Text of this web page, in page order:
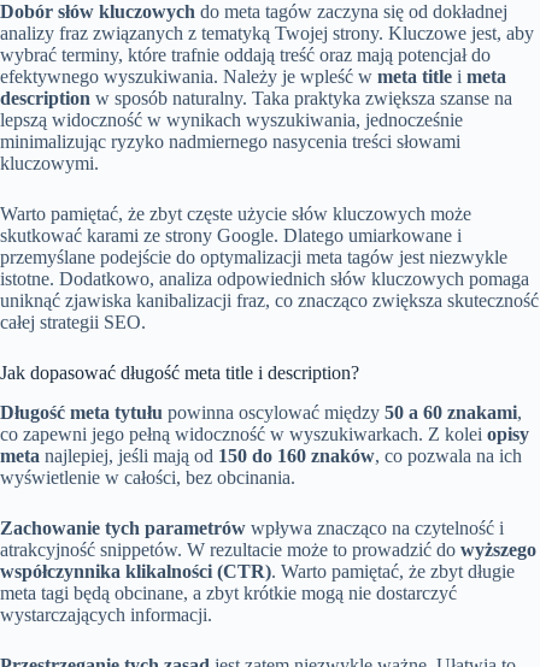
Dobór słów kluczowych do meta tagów zaczyna się od dokładnej
analizy fraz związanych z tematyką Twojej strony. Kluczowe jest, aby
wybrać terminy, które trafnie oddają treść oraz mają potencjał do
efektywnego wyszukiwania. Należy je wpleść w meta title i meta
description w sposób naturalny. Taka praktyka zwiększa szanse na
lepszą widoczność w wynikach wyszukiwania, jednocześnie
minimalizując ryzyko nadmiernego nasycenia treści słowami
kluczowymi.
Warto pamiętać, że zbyt częste użycie słów kluczowych może
skutkować karami ze strony Google. Dlatego umiarkowane i
przemyślane podejście do optymalizacji meta tagów jest niezwykle
istotne. Dodatkowo, analiza odpowiednich słów kluczowych pomaga
uniknąć zjawiska kanibalizacji fraz, co znacząco zwiększa skuteczność
całej strategii SEO.
Jak dopasować długość meta title i description?
Długość meta tytułu powinna oscylować między 50 a 60 znakami,
co zapewni jego pełną widoczność w wyszukiwarkach. Z kolei opisy
meta najlepiej, jeśli mają od 150 do 160 znaków, co pozwala na ich
wyświetlenie w całości, bez obcinania.
Zachowanie tych parametrów wpływa znacząco na czytelność i
atrakcyjność snippetów. W rezultacie może to prowadzić do wyższego
współczynnika klikalności (CTR). Warto pamiętać, że zbyt długie
meta tagi będą obcinane, a zbyt krótkie mogą nie dostarczyć
wystarczających informacji.